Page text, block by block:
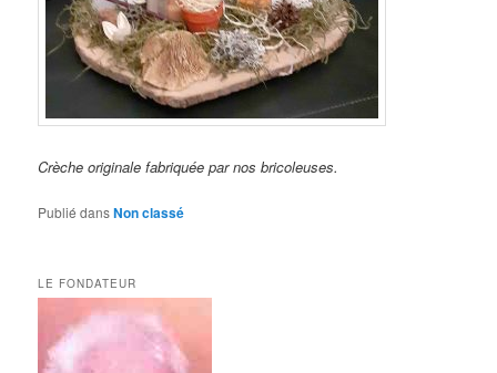
Crèche originale fabriquée par nos bricoleuses.
Publié dansNon classé
LE FONDATEUR